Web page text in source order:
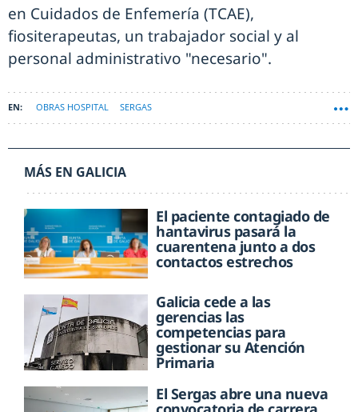
en Cuidados de Enfemería (TCAE),
fiositerapeutas, un trabajador social y al
personal administrativo "necesario".
OBRAS HOSPITAL SERGAS
MÁS EN GALICIA
El paciente contagiado de
hantavirus pasará la
cuarentena junto a dos
contactos estrechos
Galicia cede a las
gerencias las
competencias para
gestionar su Atención
Primaria
El Sergas abre una nueva